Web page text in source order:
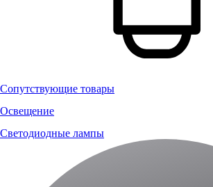
Сопутствующие товары
Освещение
Светодиодные лампы